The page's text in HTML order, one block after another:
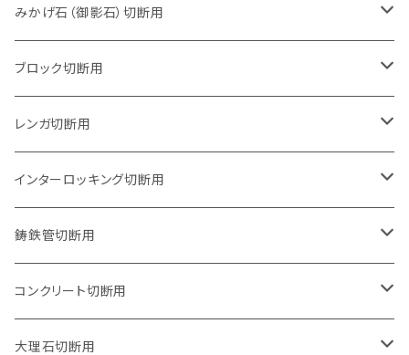
105mm（4インチ）
125mm（5インチ）
グラインダー取付用
石井超硬電動切断機 取付用
みかげ石（御影石）切断用
105mm（4インチ）
セグメントタイプ
セグメントタイプ（ビス穴付き
125mm（5インチ）
セグメントタイプ
セグメントタイプ（ビス穴付き
150mm（6インチ）
セグメントタイプ
180mm（7インチ）
セグメントタイプ
205mm（8インチ）
セグメントタイプ
230mm（9インチ）
ブロック切断用
105mm（4インチ）
セグメントタイプ
ウェーブタイプ
125mm（5インチ）
セグメントタイプ
ウェーブタイプ
150mm（6インチ）
セグメントタイプ
ウェーブタイプ
180mm（7インチ）
セグメントタイプ
205mm（8インチ）
レンガ切断用
105mm（4インチ）
セグメントタイプ
ウェーブタイプ
125mm（5インチ）
セグメントタイプ
ウェーブタイプ
150mm（6インチ）
セグメントタイプ
180mm（7インチ）
インターロッキング切断用
105mm（4インチ）
セグメントタイプ
セグメントタイプ（ビス穴付き
125mm（5インチ）
セグメントタイプ
150mm（6インチ）
鋳鉄管切断用
105mm（4インチ）
セグメントタイプ
125mm（5インチ）
コンクリート切断用
105mm（4インチ）
大理石切断用